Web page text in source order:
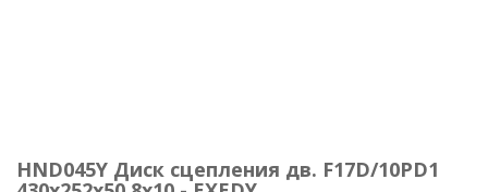
HND045Y Диск сцепления дв. F17D/10PD1